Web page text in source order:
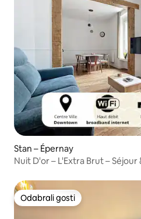
Stan – Épernay
Nuit D'or – L'Extra Brut – Séjour
Odabrali gosti
Odabrali gosti